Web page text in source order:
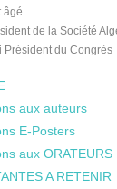
âgé
de la Société
Président du Congrès
aux auteurs
E-Posters
aux ORATEURS
A RETENIR